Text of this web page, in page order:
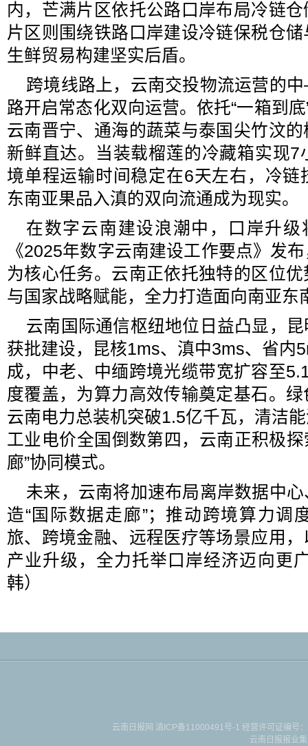
内，芒满片区依托公路口岸布局冷链
片区则围绕铁路口岸建设冷链保税仓
生鲜贸易构建坚实后盾。
跨境线路上，云南交投物流运营的
路开启常态化双向运营。依托“一箱到
云南晋宁、通海的蔬菜与泰国尖竹汶
新鲜直达。当装载榴莲的冷藏箱实现
境单程运输时间稳定在6天左右，冷
东南亚果品入滇的双向流通成为现实。
在数字云南建设浪潮中，口岸升
《2025年数字云南建设工作要点》发
为核心任务。云南正依托独特的区位
与国家战略赋能，全力打造面向南亚东
云南国际通信枢纽地位日益凸显，
获批建设，昆核1ms、滇中3ms、省内
成，中老、中缅跨境光缆带宽扩容至
度覆盖，为算力高效传输奠定基石。
云南电力总装机突破1.5亿千瓦，清洁
工业电价全国倒数第四，云南正积极
廊”协同模式。
未来，云南将加速布局离岸数据中
造“国际数据走廊”；推动跨境算力调
旅、跨境金融、远程医疗等场景应用
产业升级，全力托举口岸经济迈向更
韩）
云南日报网 滇ICP备11000491号-1 经营许可证编号
云南日报报业